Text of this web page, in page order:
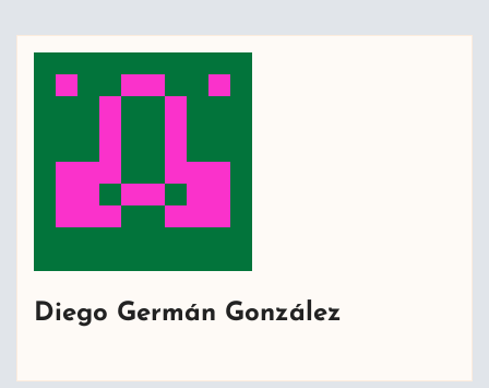
Diego Germán González